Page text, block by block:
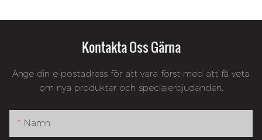
Kontakta Oss Gärna
Ange din e-postadress för att vara först med att få veta
om nya produkter och specialerbjudanden.
Namn